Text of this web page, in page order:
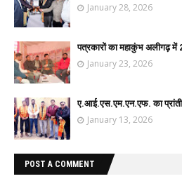
January 28, 2026
पत्रकारों का महाकुंभ अलीगढ़ में
January 23, 2026
ए.आई.एस.एम.एन.एफ. का
January 13, 2026
POST A COMMENT